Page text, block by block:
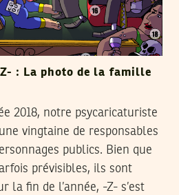
: La photo de la famille
2018, notre psycaricaturiste
vingtaine de responsables
publics. Bien que
prévisibles, ils sont
la fin de l’année, -Z- s’est